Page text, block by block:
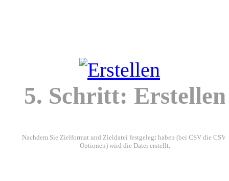
5. Schritt: Erstellen
Nachdem Sie Zielformat und Zieldatei festgelegt haben (bei CSV die CSV-
Optionen) wird die Datei erstellt.